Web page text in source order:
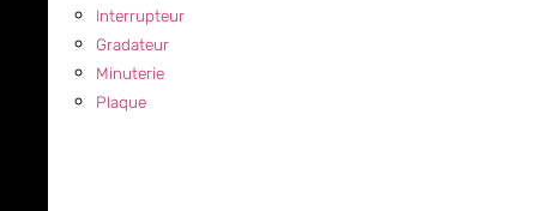
Interrupteur
Gradateur
Minuterie
Plaque